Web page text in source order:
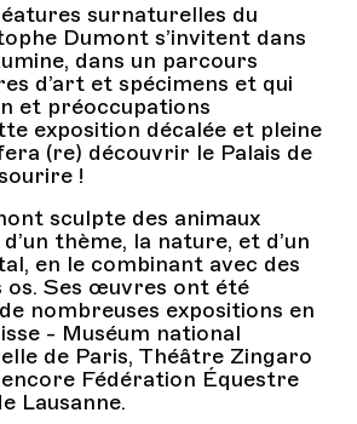
surnaturelles du
Dumont s’invitent dans
dans un parcours
d’art et spécimens et qui
et préoccupations
exposition décalée et pleine
(re) découvrir le Palais de
!
sculpte des animaux
thème, la nature, et d’un
en le combinant avec des
os. Ses œuvres ont été
nombreuses expositions en
- Muséum national
de Paris, Théâtre Zingaro
Fédération Équestre
Lausanne.